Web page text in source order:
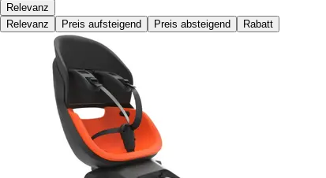
Relevanz
Relevanz
Preis aufsteigend Preis absteigend Rabatt